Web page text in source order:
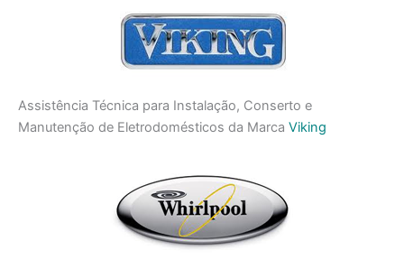
Assistência Técnica para Instalação, Conserto e
Manutenção de Eletrodomésticos da Marca Viking